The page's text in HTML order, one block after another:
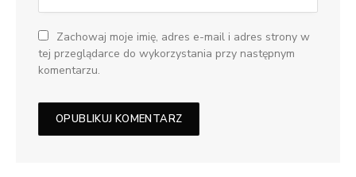
Zachowaj moje imię, adres e-mail i adres strony w
tej przeglądarce do wykorzystania przy następnym
komentarzu.